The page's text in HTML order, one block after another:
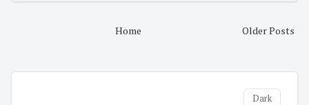
Older Posts
Home
Dark